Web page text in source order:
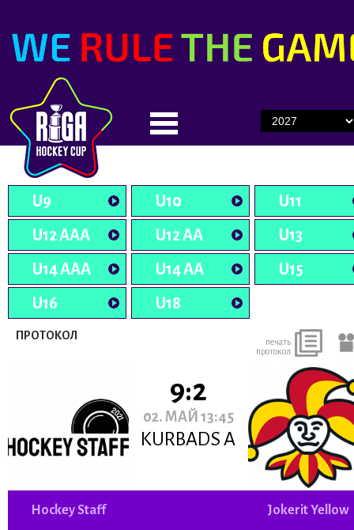
U9 U10
U11
U12 AAA
U12 AA
U13
U14 AAA
U14 AA
U15
U16
U18
ПРОТОКОЛ
печать
протокол
9:2
02. МАЙ 13:45
KURBADS A
Hockey Staff Jokerit Yellow